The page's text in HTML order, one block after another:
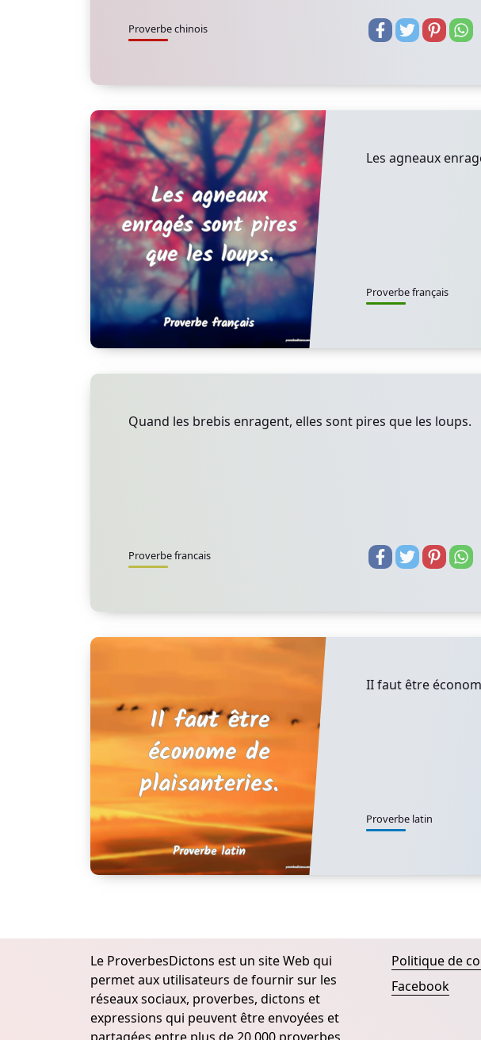
Proverbe chinois
Les agneaux
Proverbe français
Quand les brebis enragent, elles sont pires que les loups.
Proverbe francais
II faut être
Proverbe latin
Le ProverbesDictons est un site Web qui
permet aux utilisateurs de fournir sur les
réseaux sociaux, proverbes, dictons et
expressions qui peuvent être envoyées et
Politique de
Facebook